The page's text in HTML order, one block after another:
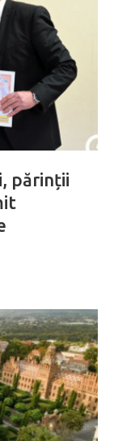
părinții